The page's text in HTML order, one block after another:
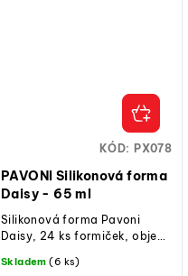
PAVONI Silikonová forma
Daisy - 65 ml
Skladem (6 ks)
Silikonová forma Pavoni
Daisy, 24 ks formiček, objem
formičky - Ø 74 × 15 mm,
KÓD: PX078